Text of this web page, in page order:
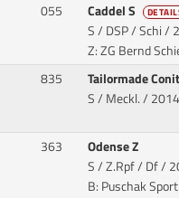
055 Caddel S
S / DSP / Schi /
Z: ZG Bernd
835 Tailormade
S / Meckl. / 2014
363
Odense Z
S / Z.Rpf / Df /
B: Puschak